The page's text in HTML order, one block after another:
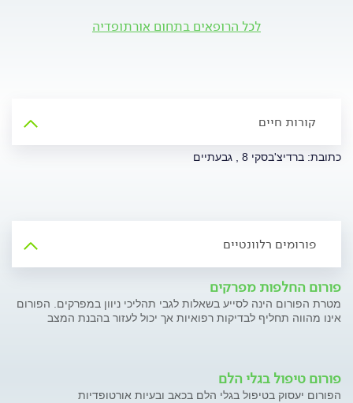
לכל הרופאים בתחום אורתופדיה
קורות חיים
כתובת: ברדיצ'בסקי 8 , גבעתיים
פורומים רלוונטיים
פורום החלפות מפרקים
מטרת הפורום הינה לסייע בשאלות לגבי תהליכי ניוון במפרקים. הפורום
אינו מהווה תחליף לבדיקות רפואיות אך יכול לעזור בהבנת המצב
פורום טיפול בגלי הלם
הפורום יעסוק בטיפול בגלי הלם בכאב ובעיות אורטופדיות